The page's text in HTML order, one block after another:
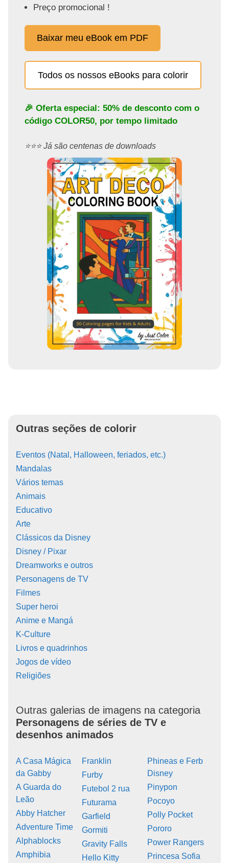
Preço promocional !
Baixar meu eBook em PDF
Todos os nossos eBooks para colorir
🎉 Oferta especial: 50% de desconto com o
código COLOR50, por tempo limitado
⭐️⭐️⭐️ Já são centenas de downloads
Outras seções de colorir
Eventos (Natal, Halloween, feriados, etc.)
Mandalas
Vários temas
Animais
Educativo
Arte
Clássicos da Disney
Disney / Pixar
Dreamworks e outros
Personagens de TV
Filmes
Super heroi
Anime e Mangá
K-Culture
Livros e quadrinhos
Jogos de vídeo
Religiões
Outras galerias de imagens na categoria
Personagens de séries de TV e
desenhos animados
A Casa Mágica
da Gabby
A Guarda do
Leão
Abby Hatcher
Adventure Time
Alphablocks
Amphibia
Franklin
Furby
Futebol 2 rua
Futurama
Garfield
Gormiti
Gravity Falls
Hello Kitty
Phineas e Ferb
Disney
Pinypon
Pocoyo
Polly Pocket
Pororo
Power Rangers
Princesa Sofia